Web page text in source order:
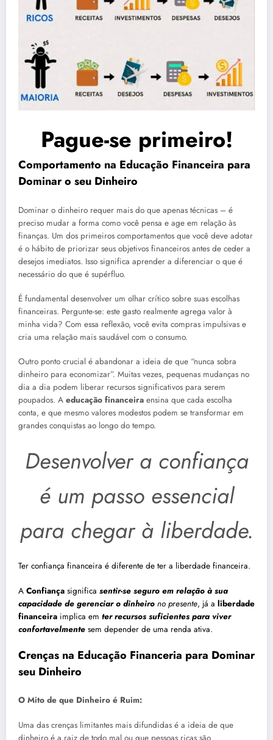
Pague-se primeiro!
Comportamento na Educação Financeira para
Dominar o seu Dinheiro
Dominar o dinheiro requer mais do que apenas técnicas – é
preciso mudar a forma como você pensa e age em relação às
finanças. Um dos primeiros comportamentos que você deve adotar
é o hábito de priorizar seus objetivos financeiros antes de ceder a
desejos imediatos. Isso significa aprender a diferenciar o que é
necessário do que é supérfluo.
É fundamental desenvolver um olhar crítico sobre suas escolhas
financeiras. Pergunte-se: este gasto realmente agrega valor à
minha vida? Com essa reflexão, você evita compras impulsivas e
cria uma relação mais saudável com o consumo.
Outro ponto crucial é abandonar a ideia de que “nunca sobra
dinheiro para economizar”. Muitas vezes, pequenas mudanças no
dia a dia podem liberar recursos significativos para serem
poupados. A educação financeira ensina que cada escolha
conta, e que mesmo valores modestos podem se transformar em
grandes conquistas ao longo do tempo.
Desenvolver a confiança
é um passo essencial
para chegar à liberdade.
Ter confiança financeira é diferente de ter a liberdade financeira.
A Confiança significa sentir-se seguro em relação à sua
capacidade de gerenciar o dinheiro no presente, já a liberdade
financeira implica em ter recursos suficientes para viver
confortavelmente sem depender de uma renda ativa.
Crenças na Educação Financeria para Dominar
seu Dinheiro
O Mito de que Dinheiro é Ruim:
Uma das crenças limitantes mais difundidas é a ideia de que
dinheiro é a raiz de todo mal ou que pessoas ricas são